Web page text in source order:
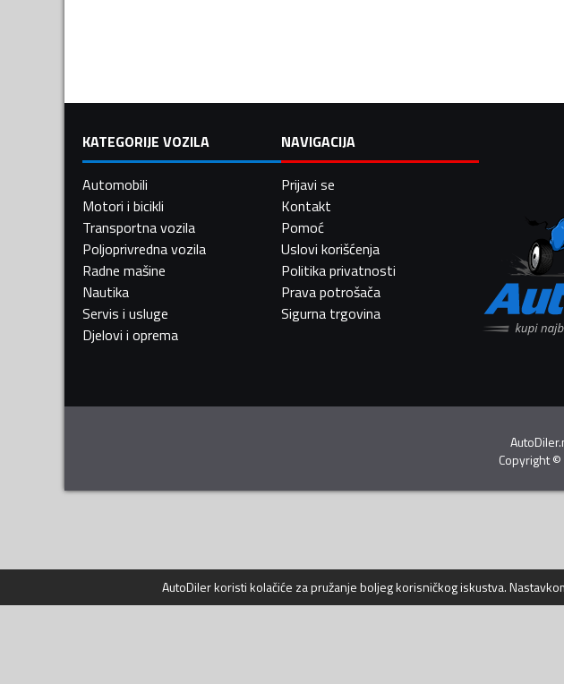
KATEGORIJE VOZILA
Automobili
Motori i bicikli
Transportna vozila
Poljoprivredna vozila
Radne mašine
Nautika
Servis i usluge
Djelovi i oprema
NAVIGACIJA
Prijavi se
Kontakt
Pomoć
Uslovi korišćenja
Politika privatnosti
Prava potrošača
Sigurna trgovina
Copyright©
AutoDilerkoristi kolačiće za pružanje boljeg korisničkog iskustva.